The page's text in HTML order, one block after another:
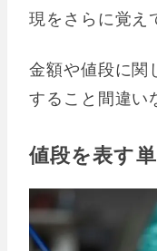
現をさらに覚え
金額や値段に関
すること間違い
値段を表す